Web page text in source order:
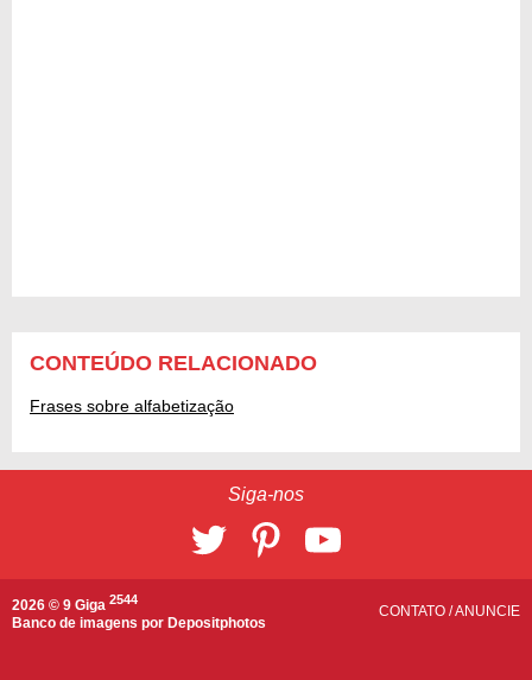
CONTEÚDO RELACIONADO
Frases sobre alfabetização
Siga-nos
2026 © 9 Giga 2544
Banco de imagens por Depositphotos
CONTATO /ANUNCIE